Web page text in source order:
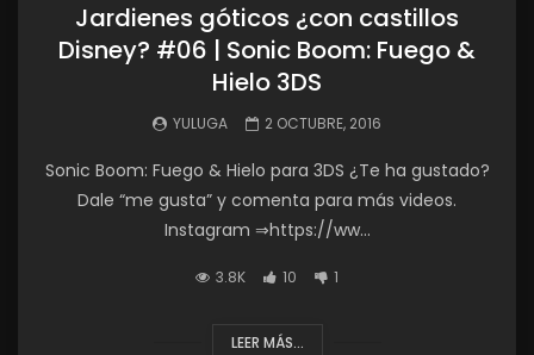
Jardienes góticos ¿con castillos
Disney? #06 | Sonic Boom: Fuego &
Hielo 3DS
YULUGA 2 OCTUBRE, 2016
Sonic Boom: Fuego & Hielo para 3DS ¿Te ha gustado?
Dale “me gusta” y comenta para más videos.
Instagram ⇒https://ww...
3.8K 10 1
LEER MÁS...